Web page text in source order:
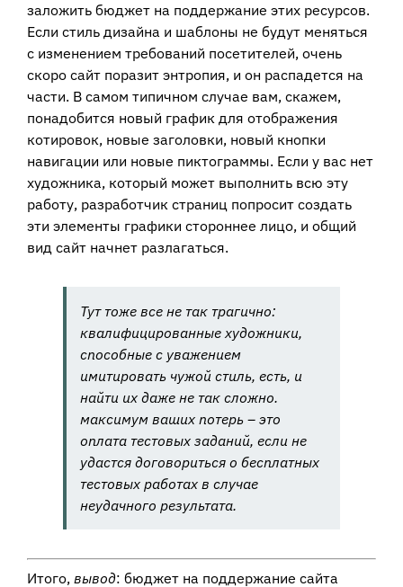
заложить бюджет на поддержание этих ресурсов.
Если стиль дизайна и шаблоны не будут меняться
с изменением требований посетителей, очень
скоро сайт поразит энтропия, и он распадется на
части. В самом типичном случае вам, скажем,
понадобится новый график для отображения
котировок, новые заголовки, новый кнопки
навигации или новые пиктограммы. Если у вас нет
художника, который может выполнить всю эту
работу, разработчик страниц попросит создать
эти элементы графики стороннее лицо, и общий
вид сайт начнет разлагаться.
Тут тоже все не так трагично:
квалифицированные художники,
способные с уважением
имитировать чужой стиль, есть, и
найти их даже не так сложно.
максимум ваших потерь – это
оплата тестовых заданий, если не
удастся договориться о бесплатных
тестовых работах в случае
неудачного результата.
Итого, вывод: бюджет на поддержание сайта